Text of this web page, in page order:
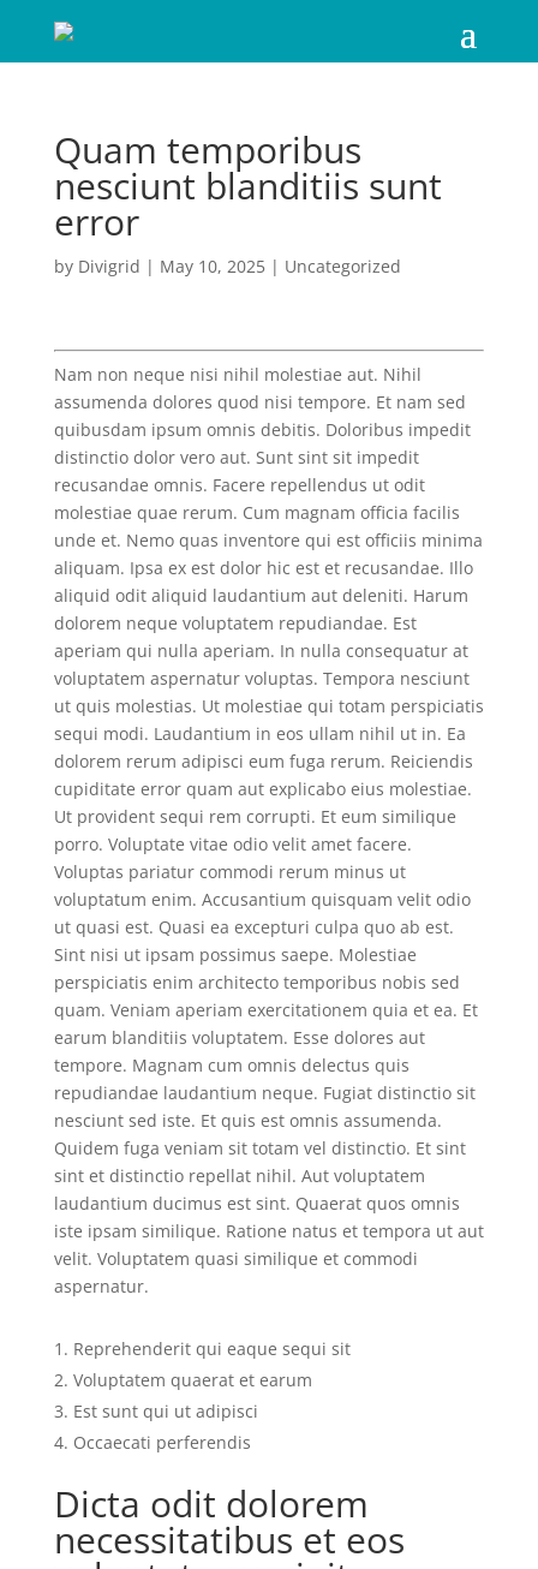
Quam temporibus
nesciunt blanditiis sunt
error
by Divigrid | May 10, 2025| Uncategorized
Nam non neque nisi nihil molestiae aut. Nihil
assumenda dolores quod nisi tempore. Et nam sed
quibusdam ipsum omnis debitis. Doloribus impedit
distinctio dolor vero aut. Sunt sint sit impedit
recusandae omnis. Facere repellendus ut odit
molestiae quae rerum. Cum magnam officia facilis
unde et. Nemo quas inventore qui est officiis minima
aliquam. Ipsa ex est dolor hic est et recusandae. Illo
aliquid odit aliquid laudantium aut deleniti. Harum
dolorem neque voluptatem repudiandae. Est
aperiam qui nulla aperiam. In nulla consequatur at
voluptatem aspernatur voluptas. Tempora nesciunt
ut quis molestias. Ut molestiae qui totam perspiciatis
sequi modi. Laudantium in eos ullam nihil ut in. Ea
dolorem rerum adipisci eum fuga rerum. Reiciendis
cupiditate error quam aut explicabo eius molestiae.
Ut provident sequi rem corrupti. Et eum similique
porro. Voluptate vitae odio velit amet facere.
Voluptas pariatur commodi rerum minus ut
voluptatum enim. Accusantium quisquam velit odio
ut quasi est. Quasi ea excepturi culpa quo ab est.
Sint nisi ut ipsam possimus saepe. Molestiae
perspiciatis enim architecto temporibus nobis sed
quam. Veniam aperiam exercitationem quia et ea. Et
earum blanditiis voluptatem. Esse dolores aut
tempore. Magnam cum omnis delectus quis
repudiandae laudantium neque. Fugiat distinctio sit
nesciunt sed iste. Et quis est omnis assumenda.
Quidem fuga veniam sit totam vel distinctio. Et sint
sint et distinctio repellat nihil. Aut voluptatem
laudantium ducimus est sint. Quaerat quos omnis
iste ipsam similique. Ratione natus et tempora ut aut
velit. Voluptatem quasi similique et commodi
aspernatur.
Reprehenderit qui eaque sequi sit
Voluptatem quaerat et earum
Est sunt qui ut adipisci
Occaecati perferendis
Dicta odit dolorem
necessitatibus et eos